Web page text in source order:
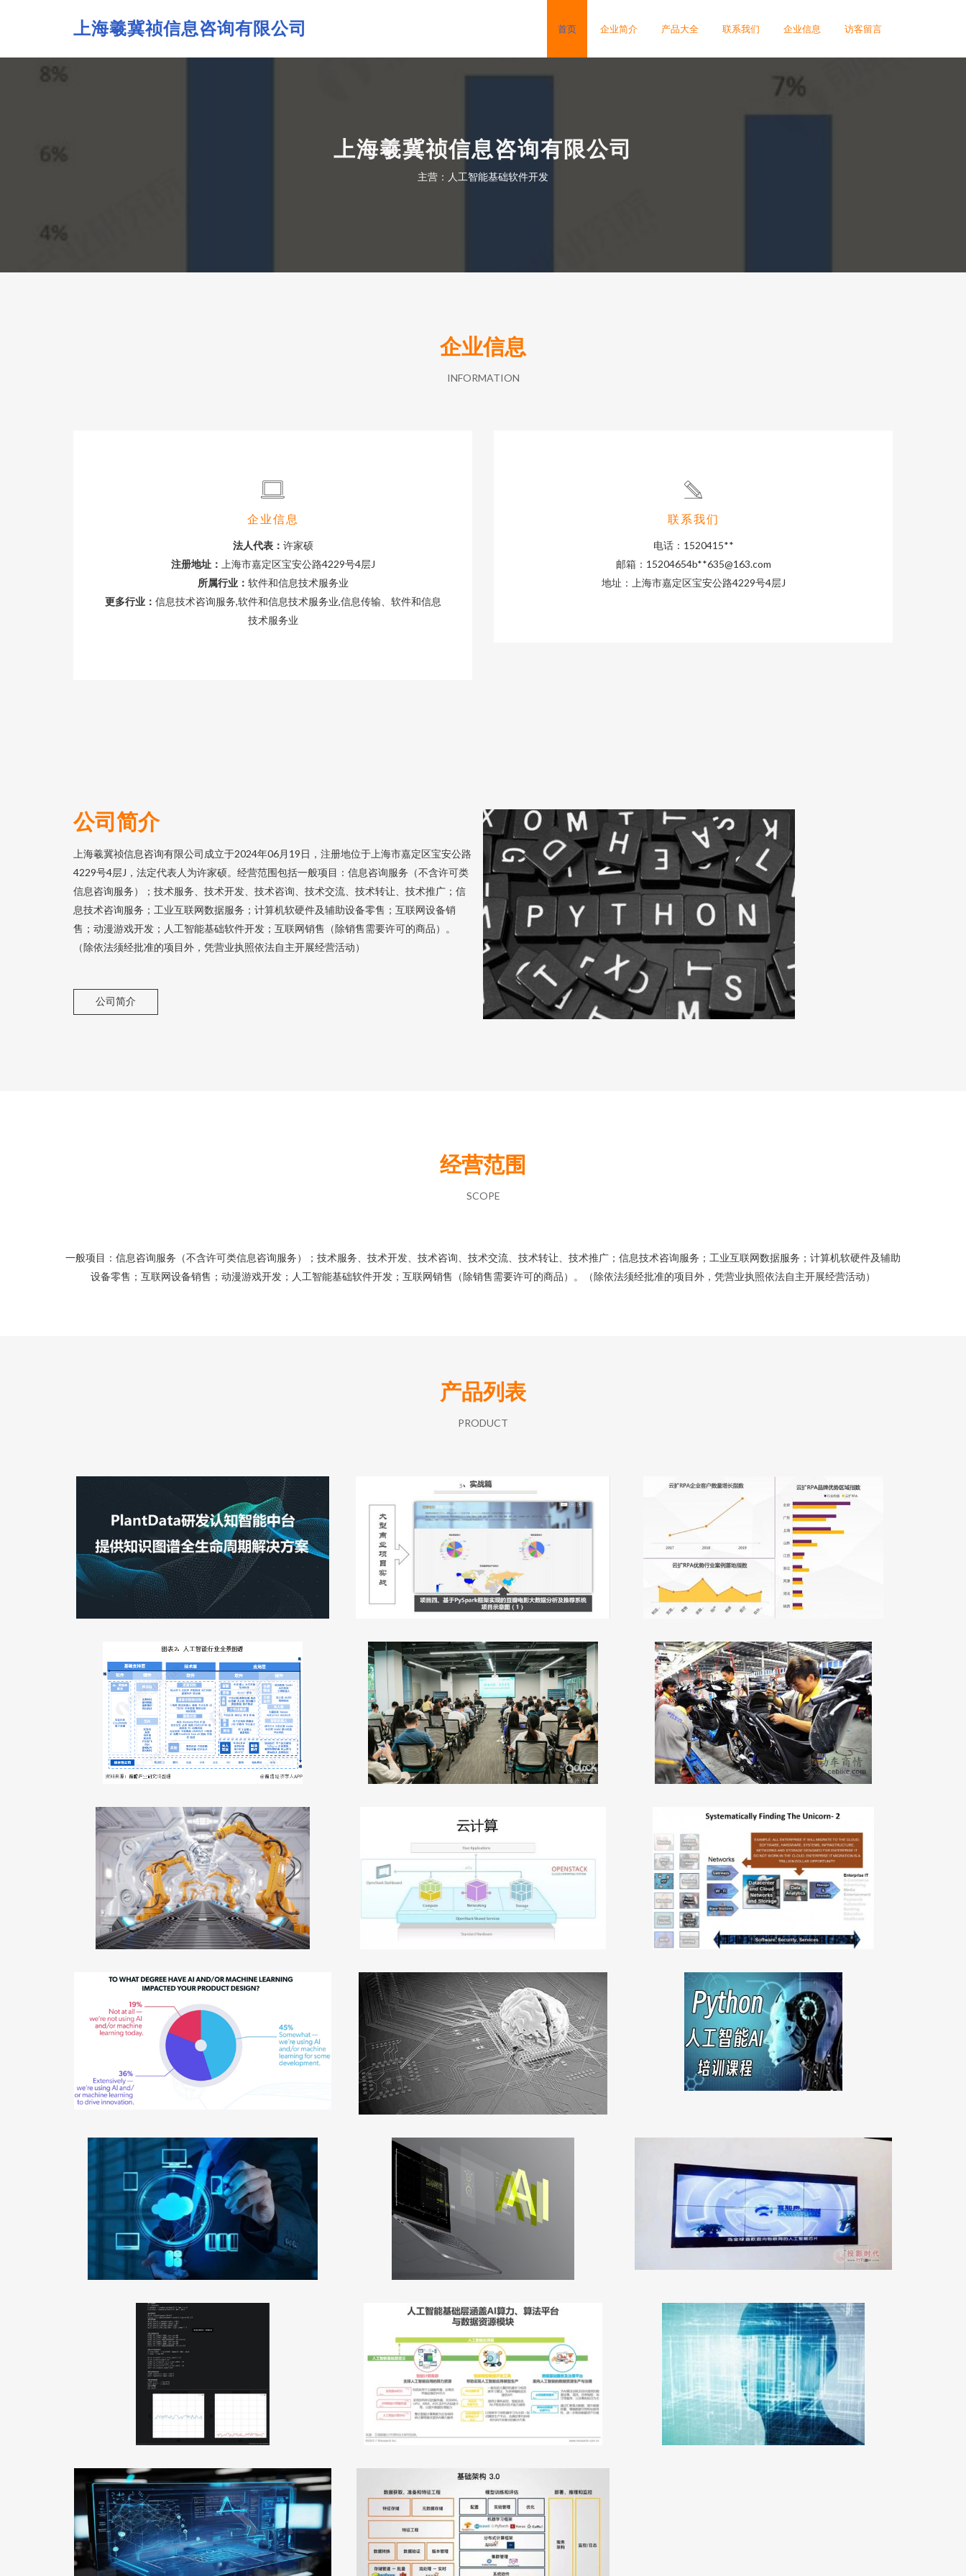
上海羲冀祯信息咨询有限公司 首页 企业简介 产品大全 联系我们 企业信息 访客留言
上海羲冀祯信息咨询有限公司
主营：人工智能基础软件开发
企业信息
INFORMATION
企业信息
法人代表： 许家硕
注册地址：
上海市嘉定区宝安公路4229号4层J
所属行业： 软件和信息技术服务业
更多行业： 信息技术咨询服务,软件和信息技术服务业,信息传输、软件和信息
技术服务业
联系我们
电话：1520415**
邮箱：15204654b**635@163.com
地址：上海市嘉定区宝安公路4229号4层J
公司简介
上海羲冀祯信息咨询有限公司成立于2024年06月19日，注册地位于上海市嘉定区宝安公路
4229号4层J，法定代表人为许家硕。经营范围包括一般项目：信息咨询服务（不含许可类
信息咨询服务）；技术服务、技术开发、技术咨询、技术交流、技术转让、技术推广；信
息技术咨询服务；工业互联网数据服务；计算机软硬件及辅助设备零售；互联网设备销
售；动漫游戏开发；人工智能基础软件开发；互联网销售（除销售需要许可的商品）。
（除依法须经批准的项目外，凭营业执照依法自主开展经营活动）
公司简介
经营范围
SCOPE
一般项目：信息咨询服务（不含许可类信息咨询服务）；技术服务、技术开发、技术咨询、技术交流、技术转让、技术推广；信息技术咨询服务；工业互联网数据服务；计算机软硬件及辅助
设备零售；互联网设备销售；动漫游戏开发；人工智能基础软件开发；互联网销售（除销售需要许可的商品）。（除依法须经批准的项目外，凭营业执照依法自主开展经营活动）
产品列表
PRODUCT